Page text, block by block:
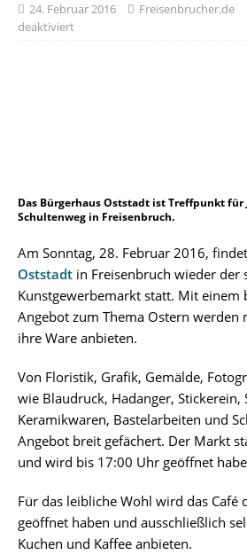
24. Februar 2016 Freisenbrucher.de
deaktiviert
Das Bürgerhaus Oststadt ist Treffpunkt für
Schultenweg in Freisenbruch.
Am Sonntag, 28. Februar 2016,
Oststadt in Freisenbruch wieder der
Kunstgewerbemarkt statt. Mit einem
Angebot zum Thema Ostern werden
ihre Ware anbieten.
Von Floristik, Grafik, Gemälde,
wie Blaudruck, Hadanger, Stickerein,
Keramikwaren, Bastelarbeiten und
Angebot breit gefächert. Der Markt
und wird bis 17:00 Uhr geöffnet
Für das leibliche Wohl wird das Café
geöffnet haben und ausschließlich
Kuchen und Kaffee anbieten.